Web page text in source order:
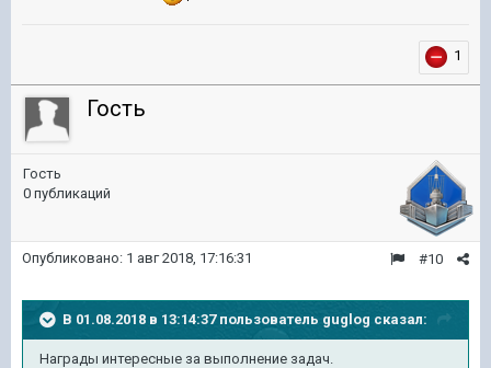
1
Гость
Гость
0 публикаций
#10
Опубликовано: 1 авг 2018, 17:16:31
В 01.08.2018 в 13:14:37 пользователь guglog сказал:
Награды интересные за выполнение задач.